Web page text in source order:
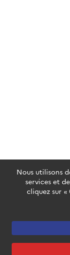
Nous utilisons
services et
cliquez sur «